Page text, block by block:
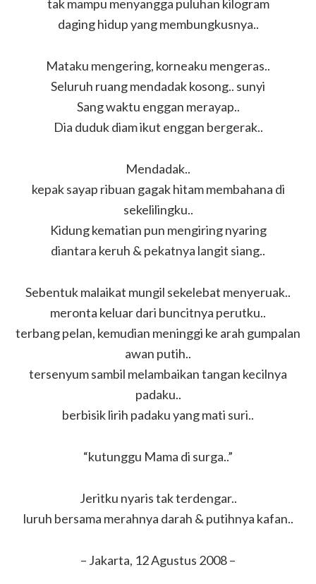
tak mampu menyangga puluhan kilogram
daging hidup yang membungkusnya..
Mataku mengering, korneaku mengeras..
Seluruh ruang mendadak kosong.. sunyi
Sang waktu enggan merayap..
Dia duduk diam ikut enggan bergerak..
Mendadak..
kepak sayap ribuan gagak hitam membahana di
sekelilingku..
Kidung kematian pun mengiring nyaring
diantara keruh & pekatnya langit siang..
Sebentuk malaikat mungil sekelebat menyeruak..
meronta keluar dari buncitnya perutku..
terbang pelan, kemudian meninggi ke arah gumpalan
awan putih..
tersenyum sambil melambaikan tangan kecilnya
padaku..
berbisik lirih padaku yang mati suri..
“kutunggu Mama di surga..”
Jeritku nyaris tak terdengar..
luruh bersama merahnya darah & putihnya kafan..
– Jakarta, 12 Agustus 2008 –